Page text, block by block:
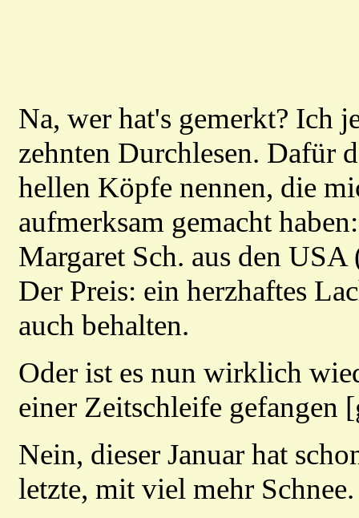
Na, wer hat's gemerkt? Ich
zehnten Durchlesen. Dafür
hellen Köpfe nennen, die
aufmerksam gemacht
Margaret Sch. aus den
Der Preis: ein herzhaftes
auch behalten.
Oder ist es nun wirklich
einer Zeitschleife gefangen
Nein, dieser Januar hat
letzte, mit viel mehr